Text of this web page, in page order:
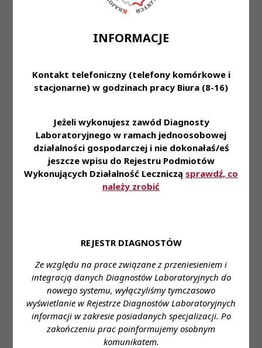
INFORMACJE
Kontakt telefoniczny (telefony komórkowe i
stacjonarne) w godzinach pracy Biura (8-16)
Jeżeli wykonujesz zawód Diagnosty
Laboratoryjnego w ramach jednoosobowej
działalności gospodarczej i nie dokonałaś/eś
jeszcze wpisu do Rejestru Podmiotów
Wykonujących Działalność Leczniczą sprawdź, co
należy zrobić
REJESTR DIAGNOSTÓW
Ze względu na prace związane z przeniesieniem i
integracją danych Diagnostów Laboratoryjnych do
nowego systemu, wyłączyliśmy tymczasowo
wyświetlanie w Rejestrze Diagnostów Laboratoryjnych
informacji w zakresie posiadanych specjalizacji. Po
zakończeniu prac poinformujemy osobnym
komunikatem.
 Pracę w laboratorium naukowo-badawczym
granulocytopenii, konfliktów matczyno-płodowych
w zakresie antygenów płytek krwi i granulocytów,
poprzetoczeniowych, w tym ostrego
poprzetoczeniowego uszkodzenia płuc oraz
immunologicznych przyczyn oporności na
przetaczane koncentraty płytek krwi,
małopłytkowości heparynozależnej,
małopłytkowości rzekomej, niedoborów ekspresji
nowych doświadczeń  Możliwość uczestniczenia
w szkoleniach zewnętrznych i wewnętrznych; 
Pracę w dni powszednie w godzinach 7:30-15:05
Miejsce zatrudnienia: Pracownia Immunologii
Leukocytów i Płytek Krwi
Wymagane wykształcenie: wyższe medyczne
kierunkowe: analityka medyczna, biologia,